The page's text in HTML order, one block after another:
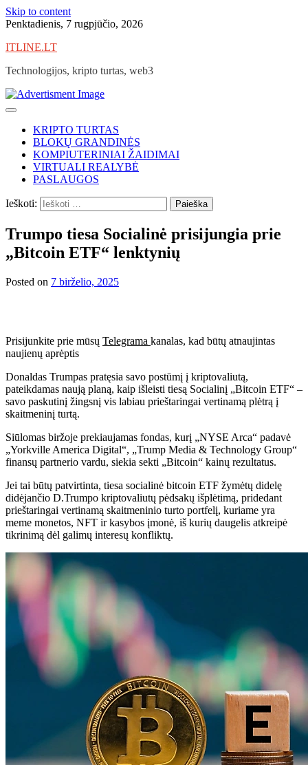
Skip to content
Penktadienis, 7 rugpjūčio, 2026
ITLINE.LT
Technologijos, kripto turtas, web3
KRIPTO TURTAS
BLOKŲ GRANDINĖS
KOMPIUTERINIAI ŽAIDIMAI
VIRTUALI REALYBĖ
PASLAUGOS
Ieškoti:
Trumpo tiesa Socialinė prisijungia prie
„Bitcoin ETF“ lenktynių
Posted on 7 birželio, 2025
Prisijunkite prie mūsų Telegrama kanalas, kad būtų atnaujintas
naujienų aprėptis
Donaldas Trumpas pratęsia savo postūmį į kriptovaliutą,
pateikdamas naują planą, kaip išleisti tiesą Socialinį „Bitcoin ETF“ –
savo paskutinį žingsnį vis labiau prieštaringai vertinamą plėtrą į
skaitmeninį turtą.
Siūlomas biržoje prekiaujamas fondas, kurį „NYSE Arca“ padavė
„Yorkville America Digital“, „Trump Media & Technology Group“
finansų partnerio vardu, siekia sekti „Bitcoin“ kainų rezultatus.
Jei tai būtų patvirtinta, tiesa socialinė bitcoin ETF žymėtų didelę
didėjančio D.Trumpo kriptovaliutų pėdsakų išplėtimą, pridedant
prieštaringai vertinamą skaitmeninio turto portfelį, kuriame yra
meme monetos, NFT ir kasybos įmonė, iš kurių daugelis atkreipė
tikrinimą dėl galimų interesų konfliktų.